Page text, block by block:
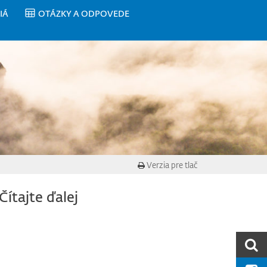
OTÁZKY A ODPOVEDE
Verzia pre tlač
ďalej